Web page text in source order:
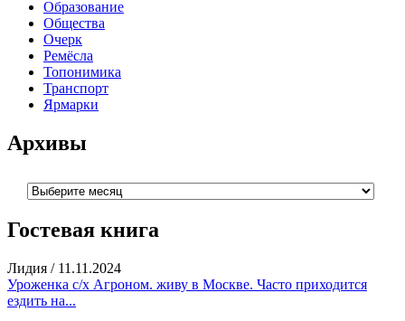
Образование
Общества
Очерк
Ремёсла
Топонимика
Транспорт
Ярмарки
Архивы
Архивы
Гостевая книга
Лидия / 11.11.2024
Уроженка с/х Агроном. живу в Москве. Часто приходится
ездить на...